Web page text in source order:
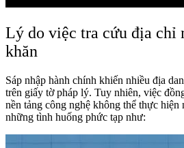
Lý do việc tra cứu địa chỉ
khăn
Sáp nhập hành chính khiến nhiều địa
trên giấy tờ pháp lý. Tuy nhiên, việc
nền tảng công nghệ không thể thực hiện
những tình huống phức tạp như: